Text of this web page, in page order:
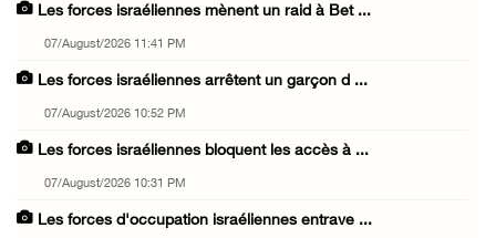
Les forces israéliennes mènent un raid à Bet ...
07/August/2026 11:41 PM
Les forces israéliennes arrêtent un garçon d ...
07/August/2026 10:52 PM
Les forces israéliennes bloquent les accès à ...
07/August/2026 10:31 PM
Les forces d'occupation israéliennes entrave ...